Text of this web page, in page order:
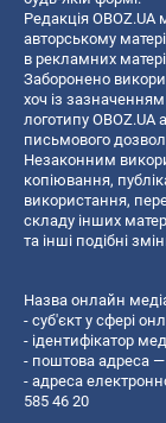
Редакція
авторському
в рекламних
Заборонено
хоч із
логотипу OBOZ.UA
письмового
Незаконним
копiювання,
використання,
складу інших
та інші подібні
Назва онлайн
- суб'єкт у сфері
- ідентифікатор
- поштова адреса —
- адреса
585 46 20